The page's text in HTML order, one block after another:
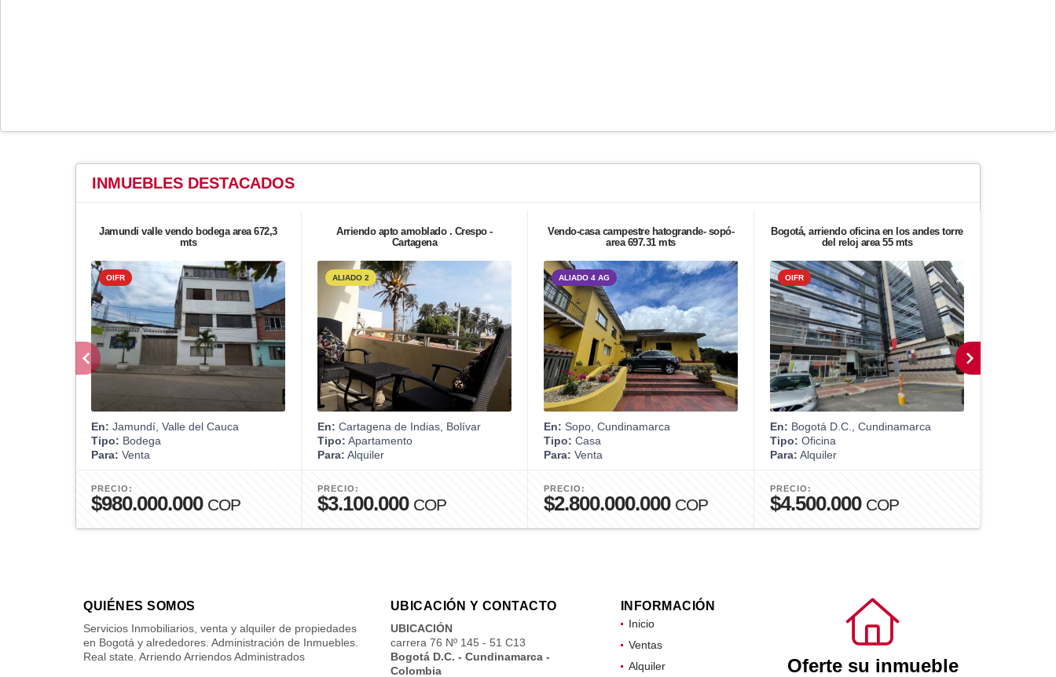
INMUEBLES DESTACADOS
Jamundi valle vendo bodega area 672,3
mts
OIFR
En: Jamundí, Valle del Cauca
Tipo: Bodega
Para: Venta
PRECIO:
$980.000.000 COP
Arriendo apto amoblado . Crespo -
Cartagena
ALIADO 2
En: Cartagena de Indias, Bolívar
Tipo: Apartamento
Para: Alquiler
PRECIO:
$3.100.000 COP
Vendo-casa campestre hatogrande- sopó-
area 697.31 mts
ALIADO 4 AG
En: Sopo, Cundinamarca
Tipo: Casa
Para: Venta
PRECIO:
$2.800.000.000 COP
Bogotá, arriendo oficina en los andes torre
del reloj area 55 mts
OIFR
En: Bogotá D.C., Cundinamarca
Tipo: Oficina
Para: Alquiler
PRECIO:
$4.500.000 COP
QUIÉNES SOMOS
Servicios Inmobiliarios, venta y alquiler de propiedades
en Bogotá y alrededores. Administración de Inmuebles.
Real state. Arriendo Arriendos Administrados
UBICACIÓN Y CONTACTO
UBICACIÓN
carrera 76 Nº 145 - 51 C13
Bogotá D.C. - Cundinamarca -
Colombia
INFORMACIÓN
Inicio
Ventas
Alquiler
Oferte su inmueble